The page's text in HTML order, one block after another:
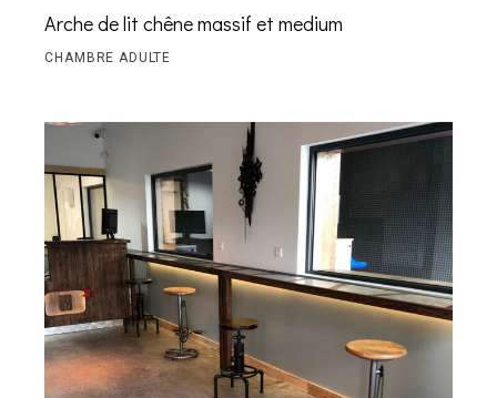
Arche de lit chêne massif et medium
CHAMBRE ADULTE